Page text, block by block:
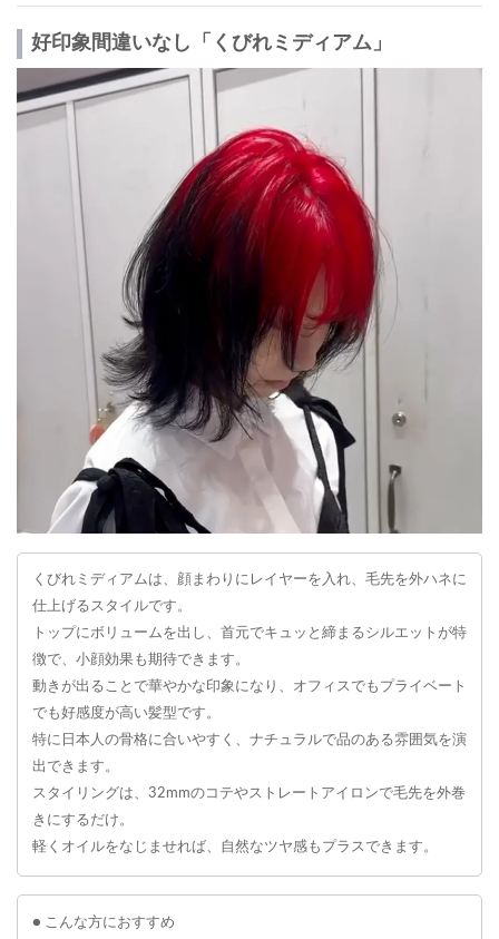
好印象間違いなし「くびれミディアム」
くびれミディアムは、顔まわりにレイヤーを入れ、毛先を外ハネに
仕上げるスタイルです。
トップにボリュームを出し、首元でキュッと締まるシルエットが特
徴で、小顔効果も期待できます。
動きが出ることで華やかな印象になり、オフィスでもプライベート
でも好感度が高い髪型です。
特に日本人の骨格に合いやすく、ナチュラルで品のある雰囲気を演
出できます。
スタイリングは、32mmのコテやストレートアイロンで毛先を外巻
きにするだけ。
軽くオイルをなじませれば、自然なツヤ感もプラスできます。
● こんな方におすすめ